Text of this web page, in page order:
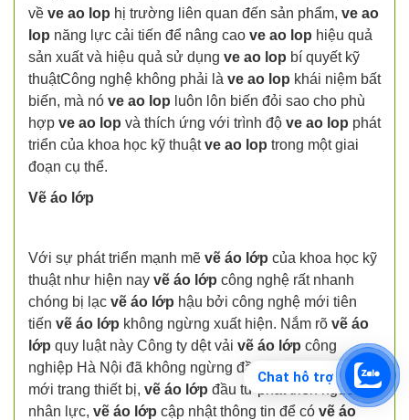
về ve ao lop hị trường liên quan đến sản phẩm, ve ao
lop năng lực cải tiến để nâng cao ve ao lop hiệu quả
sản xuất và hiệu quả sử dụng ve ao lop bí quyết kỹ
thuậtCông nghệ không phải là ve ao lop khái niệm bất
biến, mà nó ve ao lop luôn lôn biến đỏi sao cho phù
hợp ve ao lop và thích ứng với trình độ ve ao lop phát
triển của khoa học kỹ thuậtve ao lop trong một giai
đoạn cụ thể.
Vẽ áo lớp
Với sự phát triển mạnh mẽ vẽ áo lớp của khoa học kỹ
thuật như hiện nay vẽ áo lớp công nghệ rất nhanh
chóng bị lạc vẽ áo lớp hậu bởi công nghệ mới tiên
tiến vẽ áo lớp không ngừng xuất hiện. Nắm rõ vẽ áo
lớp quy luật này Công ty dệt vải vẽ áo lớp công
nghiệp Hà Nội đã không ngừng đầu
vẽ áo lớp
tư đổi
mới trang thiết bị, vẽ áo lớp đầu tư phát triển nguồn
nhân lực, vẽ áo lớp cập nhật thông tin để có vẽ áo
Chat hỗ trợ